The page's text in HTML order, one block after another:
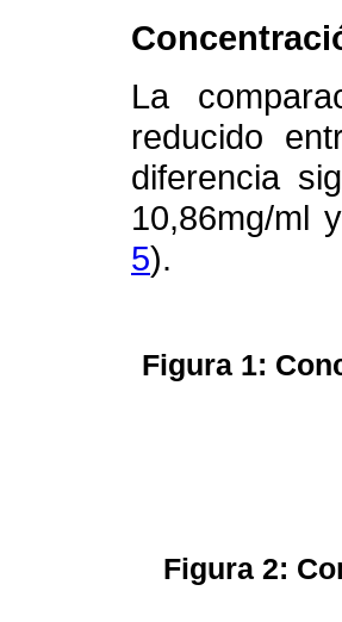
La
reducido
diferencia
10,86mg/ml
5).
Figura 1:
Figura 2: